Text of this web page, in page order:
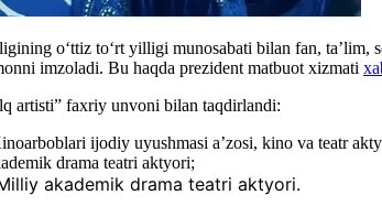
o‘ttiz to‘rt yilligi munosabati bilan fan, ta’lim,
imzoladi. Bu haqda prezident matbuot xizmati
artisti” faxriy unvoni bilan taqdirlandi:
ijodiy uyushmasi a’zosi, kino va teatr
drama teatri aktyori;
akademik drama teatri aktyori.